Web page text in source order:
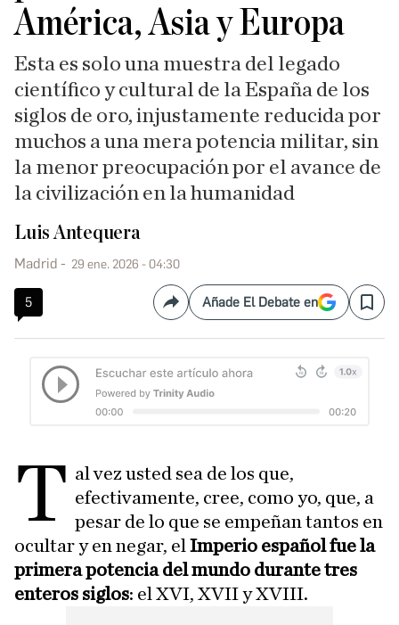
América, Asia y Europa
Esta es solo una muestra del legado
científico y cultural de la España de los
siglos de oro, injustamente reducida por
muchos a una mera potencia militar, sin
la menor preocupación por el avance de
la civilización en la humanidad
Luis Antequera
Madrid 29 ene. 2026 - 04:30
5 CompartirAñade El Debate en Save
T al vez usted sea de los que,
efectivamente, cree, como yo, que, a
pesar de lo que se empeñan tantos en
ocultar y en negar, el Imperio español fue la
primera potencia del mundo durante tres
enteros siglos: el XVI, XVII y XVIII.